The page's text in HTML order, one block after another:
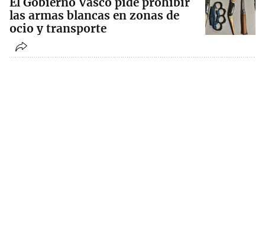
las armas blancas en zonas de
ocio y transporte